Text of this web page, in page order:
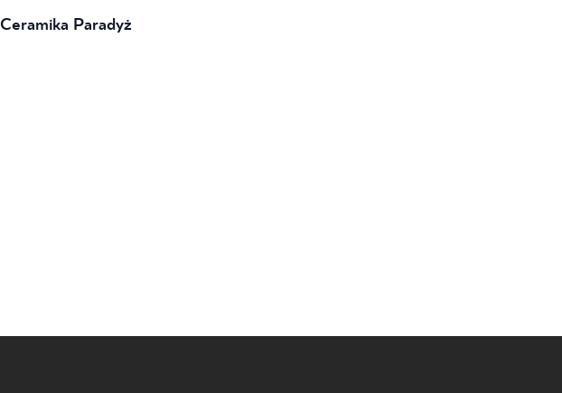
Ceramika Paradyż